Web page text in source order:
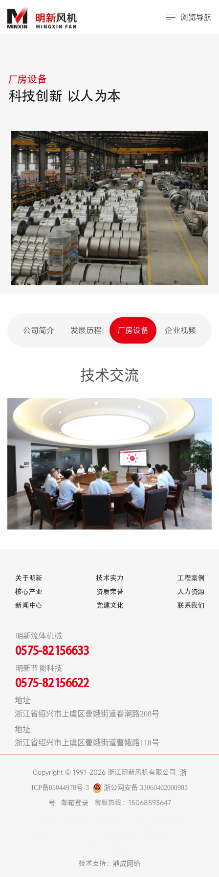
浏览导航
厂房设备
科技创新 以人为本
公司简介 发展历程 厂房设备 企业视频
技术交流
关于明新
核心产业
新闻中心
技术实力
资质荣誉
党建文化
工程案例
人力资源
联系我们
明新流体机械
0575-82156633
明新节能科技
0575-82156622
地址
浙江省绍兴市上虞区曹娥街道春潮路208号
地址
浙江省绍兴市上虞区曹娥街道曹娥路118号
Copyright © 1991-2026 浙江明新风机有限公司 浙
ICP备05044978号-3 浙公网安备 33060402000983
号 邮箱登录
客服热线：15068593647
技术支持： 鼎成网络